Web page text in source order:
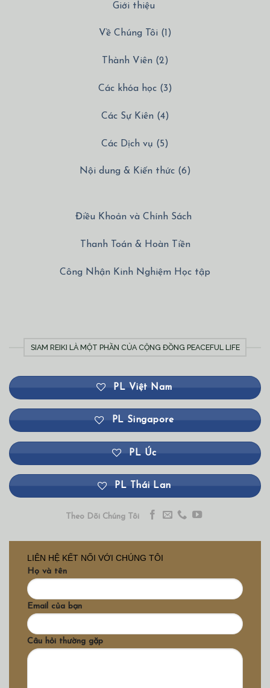
Giới thiệu
Về Chúng Tôi (1)
Thành Viên (2)
Các khóa học (3)
Các Sự Kiên (4)
Các Dịch vụ (5)
Nội dung & Kiến thức (6)
Điều Khoản và Chính Sách
Thanh Toán & Hoàn Tiền
Công Nhận Kinh Nghiệm Học tập
SIAM REIKI LÀ MỘT PHẦN CỦA CỘNG ĐỒNG PEACEFUL LIFE
PL Việt Nam
PL Singapore
PL Úc
PL Thái Lan
Theo Dõi Chúng Tôi
LIÊN HỆ KẾT NỐI VỚI CHÚNG TÔI
Họ và tên
Email của bạn
Câu hỏi thường gặp